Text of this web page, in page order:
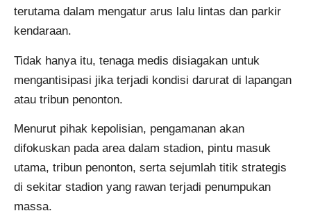
terutama dalam mengatur arus lalu lintas dan parkir
kendaraan.
Tidak hanya itu, tenaga medis disiagakan untuk
mengantisipasi jika terjadi kondisi darurat di lapangan
atau tribun penonton.
Menurut pihak kepolisian, pengamanan akan
difokuskan pada area dalam stadion, pintu masuk
utama, tribun penonton, serta sejumlah titik strategis
di sekitar stadion yang rawan terjadi penumpukan
massa.